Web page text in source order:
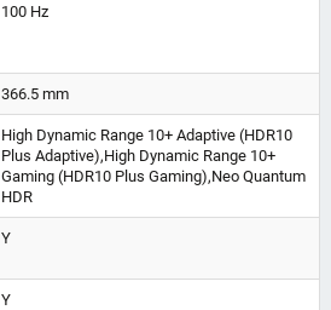
100 Hz
366.5 mm
High Dynamic Range 10+ Adaptive (HDR10
Plus Adaptive),High Dynamic Range 10+
Gaming (HDR10 Plus Gaming),Neo Quantum
HDR
Y
Y